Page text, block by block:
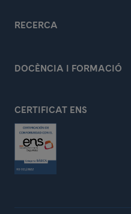
RECERCA
DOCÈNCIA I FORMACIÓ
CERTIFICAT ENS